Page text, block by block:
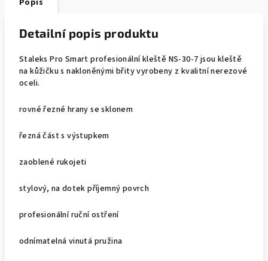
Popis
Detailní popis produktu
Staleks Pro Smart profesionální kleště NS-30-7 jsou kleště
na kůžičku s nakloněnými břity vyrobeny z kvalitní nerezové
oceli.
rovné řezné hrany se sklonem
řezná část s výstupkem
zaoblené rukojeti
stylový, na dotek příjemný povrch
profesionální ruční ostření
odnímatelná vinutá pružina